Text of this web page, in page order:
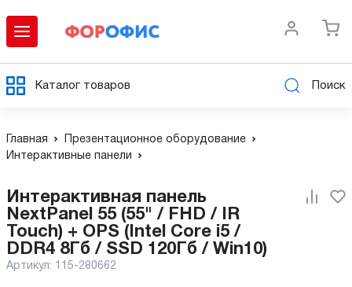
Каталог товаров Поиск
Главная
Презентационное оборудование
Интерактивные панели
Интерактивная панель
NextPanel 55 (55" / FHD / IR
Touch) + OPS (Intel Core i5 /
DDR4 8Гб / SSD 120Гб / Win10)
Артикул: 115-280662